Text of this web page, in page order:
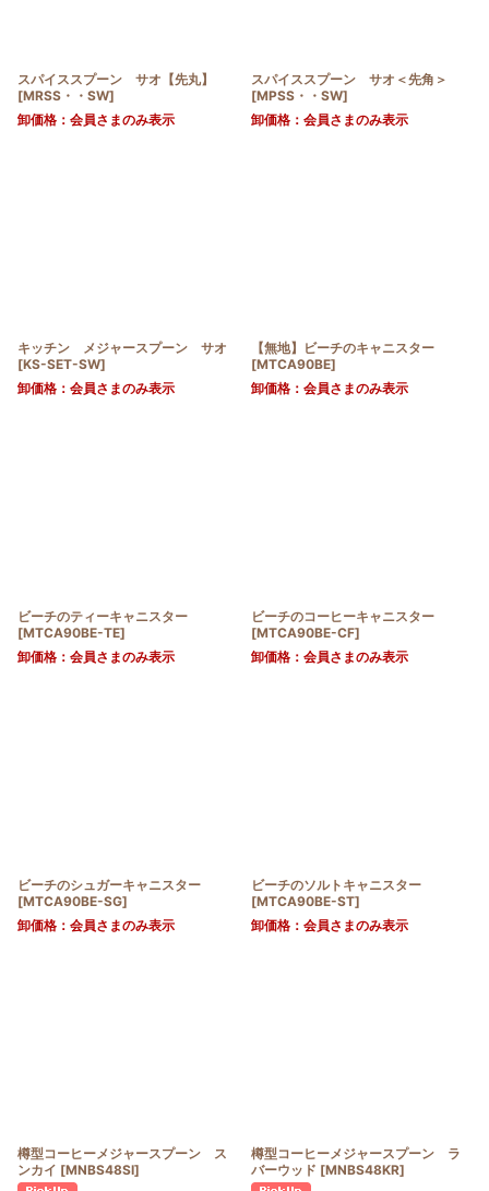
スパイススプーン サオ【先丸】
[MRSS・・SW]
卸価格：会員さまのみ表示
スパイススプーン サオ＜先角＞
[MPSS・・SW]
卸価格：会員さまのみ表示
キッチン メジャースプーン サオ
[KS-SET-SW]
卸価格：会員さまのみ表示
【無地】ビーチのキャニスター
[MTCA90BE]
卸価格：会員さまのみ表示
ビーチのティーキャニスター
[MTCA90BE-TE]
卸価格：会員さまのみ表示
ビーチのコーヒーキャニスター
[MTCA90BE-CF]
卸価格：会員さまのみ表示
ビーチのシュガーキャニスター
[MTCA90BE-SG]
卸価格：会員さまのみ表示
ビーチのソルトキャニスター
[MTCA90BE-ST]
卸価格：会員さまのみ表示
樽型コーヒーメジャースプーン ス
ンカイ [MNBS48SI]
樽型コーヒーメジャースプーン ラ
バーウッド [MNBS48KR]